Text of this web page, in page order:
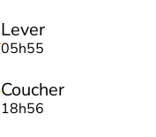
Lever
05h55
Coucher
18h56